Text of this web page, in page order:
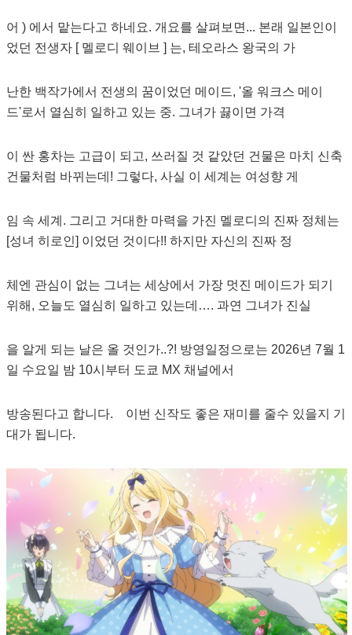
어 ) 에서 맡는다고 하네요. 개요를 살펴보면... 본래 일본인이
었던 전생자 [ 멜로디 웨이브 ] 는, 테오라스 왕국의 가
난한 백작가에서 전생의 꿈이었던 메이드, '올 워크스 메이
드'로서 열심히 일하고 있는 중. 그녀가 끓이면 가격
이 싼 홍차는 고급이 되고, 쓰러질 것 같았던 건물은 마치 신축
건물처럼 바뀌는데! 그렇다, 사실 이 세계는 여성향 게
임 속 세계. 그리고 거대한 마력을 가진 멜로디의 진짜 정체는
[성녀 히로인] 이었던 것이다!! 하지만 자신의 진짜 정
체엔 관심이 없는 그녀는 세상에서 가장 멋진 메이드가 되기
위해, 오늘도 열심히 일하고 있는데…. 과연 그녀가 진실
을 알게 되는 날은 올 것인가..?! 방영일정으로는 2026년 7월 1
일 수요일 밤 10시부터 도쿄 MX 채널에서
방송된다고 합니다. 이번 신작도 좋은 재미를 줄수 있을지 기
대가 됩니다.